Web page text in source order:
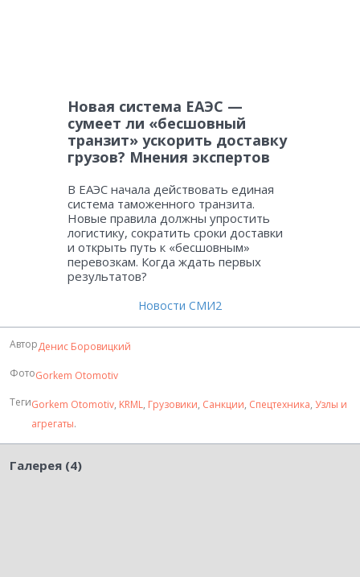
Новая система ЕАЭС —
сумеет ли «бесшовный
транзит» ускорить доставку
грузов? Мнения экспертов
В ЕАЭС начала действовать единая
система таможенного транзита.
Новые правила должны упростить
логистику, сократить сроки доставки
и открыть путь к «бесшовным»
перевозкам. Когда ждать первых
результатов?
Новости СМИ2
АвторДенис Боровицкий
ФотоGorkem Otomotiv
ТегиGorkem Otomotiv, KRML, Грузовики, Санкции, Спецтехника, Узлы и
агрегаты.
Галерея (4)